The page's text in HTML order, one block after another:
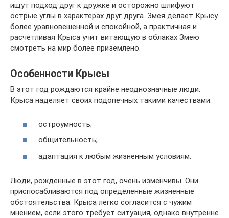
ищут подход друг к дружке и осторожно шлифуют
острые углы в характерах друг друга. Змея делает Крысу
более уравновешенной и спокойной, а практичная и
расчетливая Крыса учит витающую в облаках Змею
смотреть на мир более приземлено.
Особенности Крысы
В этот год рождаются крайне неоднозначные люди.
Крыса наделяет своих подопечных такими качествами:
остроумность;
общительность;
адаптация к любым жизненным условиям.
Люди, рожденные в этот год, очень изменчивы. Они
приспосабливаются под определенные жизненные
обстоятельства. Крыса легко согласится с чужим
мнением, если этого требует ситуация, однако внутренне